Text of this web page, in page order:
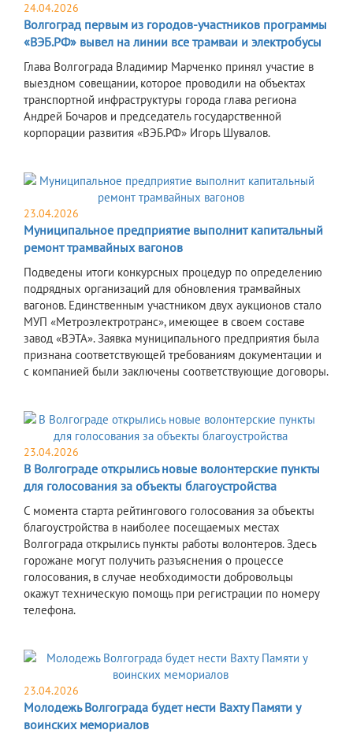
24.04.2026
Волгоград первым из городов-участников программы
«ВЭБ.РФ» вывел на линии все трамваи и электробусы
Глава Волгограда Владимир Марченко принял участие в
выездном совещании, которое проводили на объектах
транспортной инфраструктуры города глава региона
Андрей Бочаров и председатель государственной
корпорации развития «ВЭБ.РФ» Игорь Шувалов.
23.04.2026
Муниципальное предприятие выполнит капитальный
ремонт трамвайных вагонов
Подведены итоги конкурсных процедур по определению
подрядных организаций для обновления трамвайных
вагонов. Единственным участником двух аукционов стало
МУП «Метроэлектротранс», имеющее в своем составе
завод «ВЭТА». Заявка муниципального предприятия была
признана соответствующей требованиям документации и
с компанией были заключены соответствующие договоры.
23.04.2026
В Волгограде открылись новые волонтерские пункты
для голосования за объекты благоустройства
С момента старта рейтингового голосования за объекты
благоустройства в наиболее посещаемых местах
Волгограда открылись пункты работы волонтеров. Здесь
горожане могут получить разъяснения о процессе
голосования, в случае необходимости добровольцы
окажут техническую помощь при регистрации по номеру
телефона.
23.04.2026
Молодежь Волгограда будет нести Вахту Памяти у
воинских мемориалов